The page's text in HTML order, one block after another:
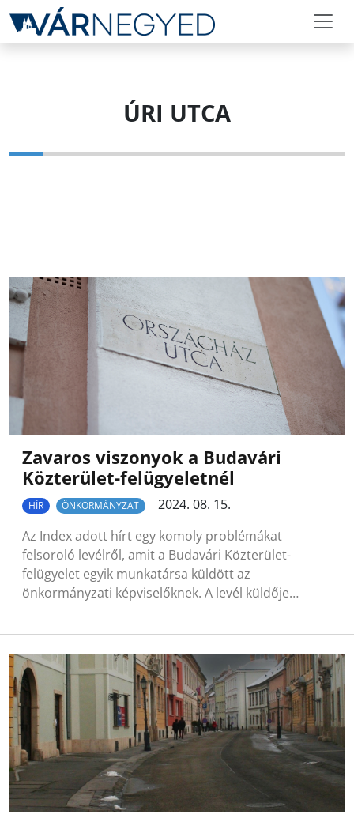
ÚRI UTCA
Zavaros viszonyok a Budavári
Közterület-felügyeletnél
HÍR ÖNKORMÁNYZAT
2024. 08. 15.
Az Index adott hírt egy komoly problémákat
felsoroló levélről, amit a Budavári Közterület-
felügyelet egyik munkatársa küldött az
önkormányzati képviselőknek. A levél küldője…